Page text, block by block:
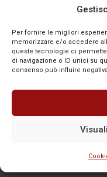
Per fornire le migliori
memorizzare e/o accedere
queste tecnologie ci
di navigazione o ID unici su
consenso può influire
articoli, immagini,
indicazione. La
solo previa autorizzazione o
alla pagina originale,
parti sono pubblicati a fini
titolari dei diritti. Se un
possibile segnalarlo per
comunicazione mail